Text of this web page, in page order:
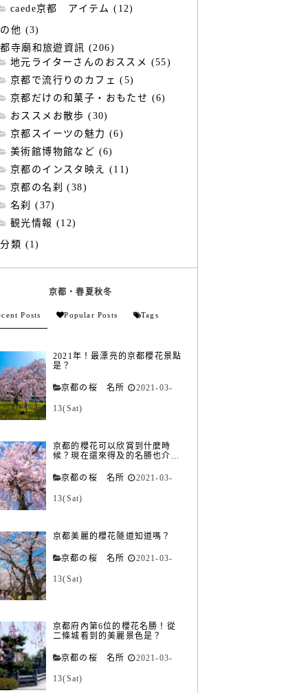
caede京都 アイテム (12)
他 (3)
寺廟和旅遊資訊 (206)
地元ライターさんのおススメ (55)
京都で流行りのカフェ (5)
京都だけの和菓子・おもたせ (6)
おススメお散歩 (30)
京都スイーツの魅力 (6)
美術館博物館など (6)
京都のインスタ映え (11)
京都の名刹 (38)
名刹 (37)
観光情報 (12)
類 (1)
京都・春夏秋冬
Posts Popular Posts Tags
2021年！最漂亮的京都櫻花景點
是？
京都の桜 名所 2021-03-
13(Sat)
京都的櫻花可以欣賞到什麼時
候？現在還來得及的名勝也介...
京都の桜 名所 2021-03-
13(Sat)
京都美麗的櫻花隧道知道嗎？
京都の桜 名所 2021-03-
13(Sat)
京都府內第6位的櫻花名勝！從
二條城看到的美麗景色是？
京都の桜 名所 2021-03-
13(Sat)